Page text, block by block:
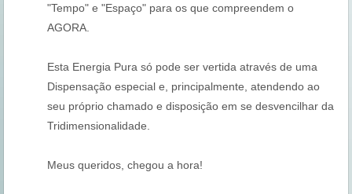
"Tempo" e "Espaço" para os que compreendem o
AGORA.
Esta Energia Pura só pode ser vertida através de uma
Dispensação especial e, principalmente, atendendo ao
seu próprio chamado e disposição em se desvencilhar da
Tridimensionalidade.
Meus queridos, chegou a hora!